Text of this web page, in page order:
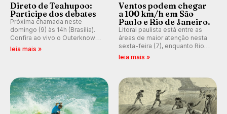
Direto de Teahupoo:
Participe dos debates
Próxima chamada neste
domingo (9) às 14h (Brasília).
Confira ao vivo o Outerknown
Tahiti Pro 2026 e participe dos
leia mais »
Ventos podem chegar
a 100 km/h em São
Paulo e Rio de Janeiro.
Litoral paulista está entre as
áreas de maior atenção nesta
sexta-feira (7), enquanto Rio
de Janeiro também recebe
km/h em Itanhaém.
leia mais »